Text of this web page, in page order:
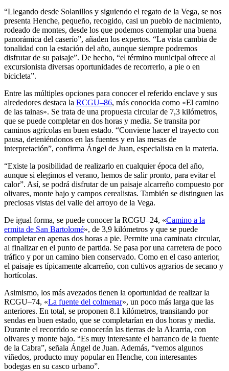
“Llegando desde Solanillos y siguiendo el regato de la Vega, se nos
presenta Henche, pequeño, recogido, casi un pueblo de nacimiento,
rodeado de montes, desde los que podemos contemplar una buena
panorámica del caserío”, añaden los expertos. “La vista cambia de
tonalidad con la estación del año, aunque siempre podremos
disfrutar de su paisaje”. De hecho, “el término municipal ofrece al
excursionista diversas oportunidades de recorrerlo, a pie o en
bicicleta”.
Entre las múltiples opciones para conocer el referido enclave y sus
alrededores destaca la RCGU–86, más conocida como «El camino
de las tainas». Se trata de una propuesta circular de 7,3 kilómetros,
que se puede completar en dos horas y media. Se transita por
caminos agrícolas en buen estado. “Conviene hacer el trayecto con
pausa, deteniéndonos en las fuentes y en las mesas de
interpretación”, confirma Ángel de Juan, especialista en la materia.
“Existe la posibilidad de realizarlo en cualquier época del año,
aunque si elegimos el verano, hemos de salir pronto, para evitar el
calor”. Así, se podrá disfrutar de un paisaje alcarreño compuesto por
olivares, monte bajo y campos cerealistas. También se distinguen las
preciosas vistas del valle del arroyo de la Vega.
De igual forma, se puede conocer la RCGU–24, «Camino a la
ermita de San Bartolomé», de 3,9 kilómetros y que se puede
completar en apenas dos horas a pie. Permite una caminata circular,
al finalizar en el punto de partida. Se pasa por una carretera de poco
tráfico y por un camino bien conservado. Como en el caso anterior,
el paisaje es típicamente alcarreño, con cultivos agrarios de secano y
hortícolas.
Asimismo, los más avezados tienen la oportunidad de realizar la
RCGU–74, «La fuente del colmenar», un poco más larga que las
anteriores. En total, se proponen 8.1 kilómetros, transitando por
sendas en buen estado, que se completarían en dos horas y media.
Durante el recorrido se conocerán las tierras de la Alcarria, con
olivares y monte bajo. “Es muy interesante el barranco de la fuente
de la Cabra”, señala Ángel de Juan. Además, “vemos algunos
viñedos, producto muy popular en Henche, con interesantes
bodegas en su casco urbano”.